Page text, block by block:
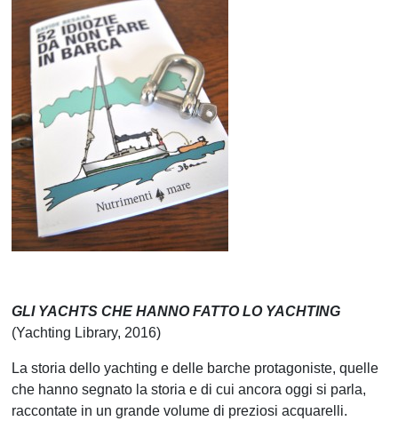
GLI YACHTS CHE HANNO FATTO LO YACHTING
(Yachting Library, 2016)
La storia dello yachting e delle barche protagoniste, quelle
che hanno segnato la storia e di cui ancora oggi si parla,
raccontate in un grande volume di preziosi acquarelli.